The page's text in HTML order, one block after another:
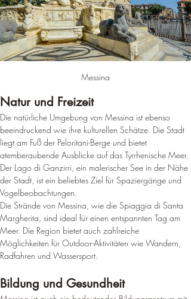
Messina
Natur und Freizeit
Die natürliche Umgebung von Messina ist ebenso
beeindruckend wie ihre kulturellen Schätze. Die Stadt
liegt am Fuß der Peloritani-Berge und bietet
atemberaubende Ausblicke auf das Tyrrhenische Meer.
Der Lago di Ganzirri, ein malerischer See in der Nähe
der Stadt, ist ein beliebtes Ziel für Spaziergänge und
Vogelbeobachtungen.
Die Strände von Messina, wie die Spiaggia di Santa
Margherita, sind ideal für einen entspannten Tag am
Meer. Die Region bietet auch zahlreiche
Möglichkeiten für Outdoor-Aktivitäten wie Wandern,
Radfahren und Wassersport.
Bildung und Gesundheit